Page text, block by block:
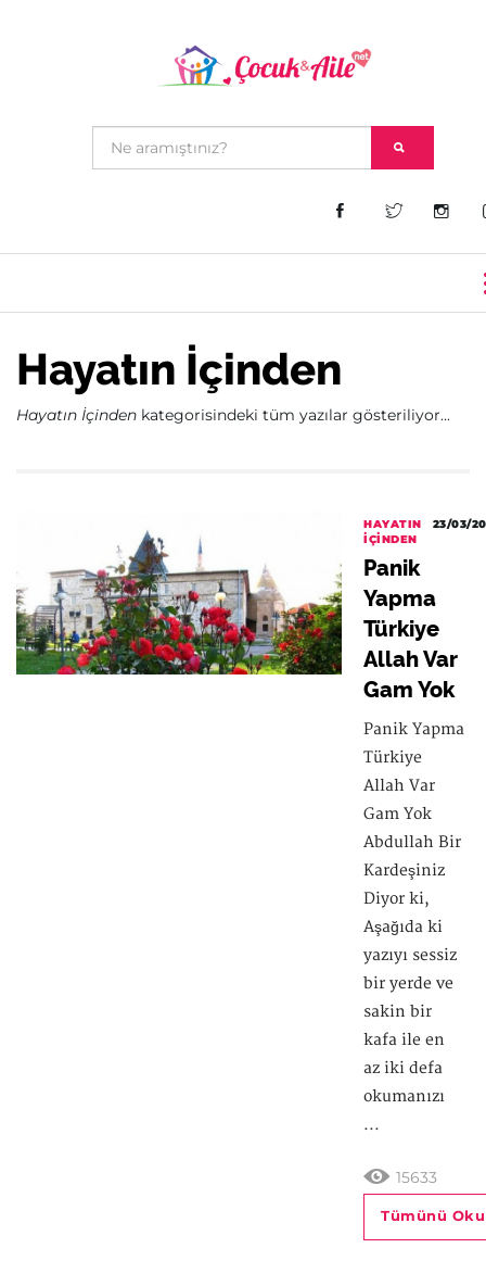
Hayatın İçinden
Hayatın İçinden kategorisindeki tüm yazılar gösteriliyor...
HAYATIN
İÇINDEN
23/03/
Panik
Yapma
Türkiye
Allah Var
Gam Yok
Panik Yapma
Türkiye
Allah Var
Gam Yok
Abdullah Bir
Kardeşiniz
Diyor ki,
Aşağıda ki
yazıyı sessiz
bir yerde ve
sakin bir
kafa ile en
az iki defa
okumanızı
...
15633
Tümünü Oku